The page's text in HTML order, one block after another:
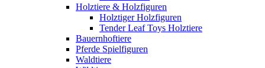
Holztiere & Holzfiguren
Holztiger Holzfiguren
Tender Leaf Toys Holztiere
Bauernhoftiere
Pferde Spielfiguren
Waldtiere